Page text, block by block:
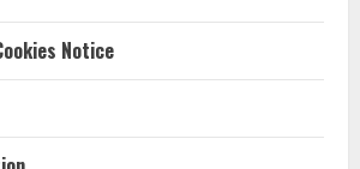
Notice